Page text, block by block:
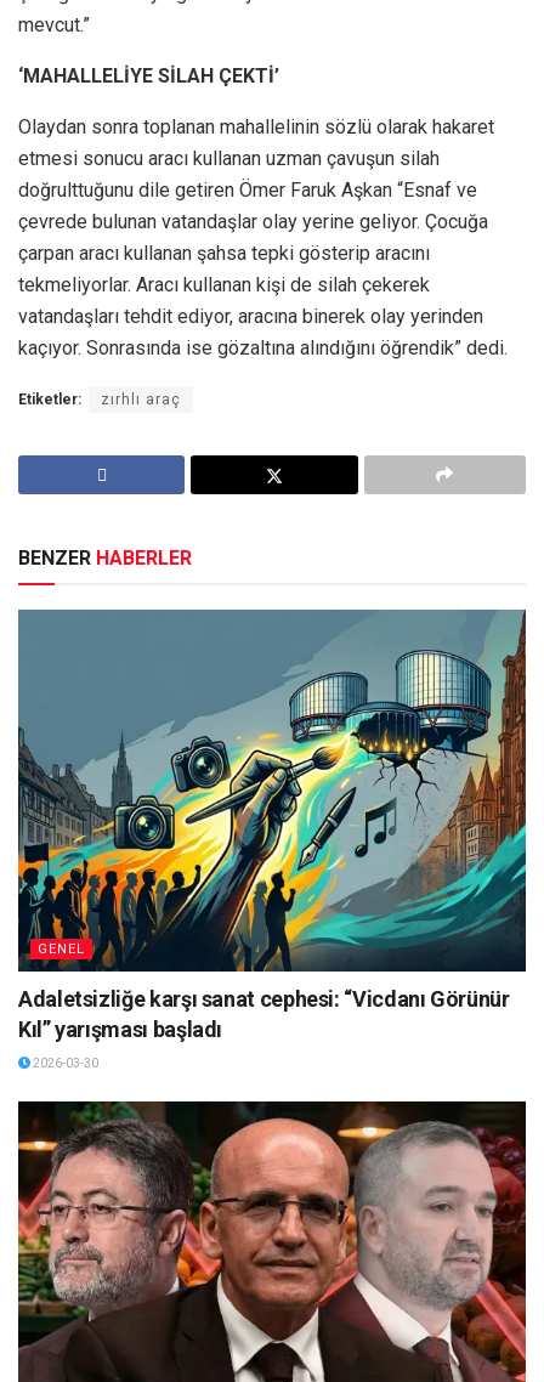
mevcut.”
‘MAHALLELİYE SİLAH ÇEKTİ’
Olaydan sonra toplanan mahallelinin sözlü olarak hakaret
etmesi sonucu aracı kullanan uzman çavuşun silah
doğrulttuğunu dile getiren Ömer Faruk Aşkan “Esnaf ve
çevrede bulunan vatandaşlar olay yerine geliyor. Çocuğa
çarpan aracı kullanan şahsa tepki gösterip aracını
tekmeliyorlar. Aracı kullanan kişi de silah çekerek
vatandaşları tehdit ediyor, aracına binerek olay yerinden
kaçıyor. Sonrasında ise gözaltına alındığını öğrendik” dedi.
Etiketler: zırhlı araç
BENZER HABERLER
GENEL
Adaletsizliğe karşı sanat cephesi: “Vicdanı Görünür
Kıl” yarışması başladı
2026-03-30